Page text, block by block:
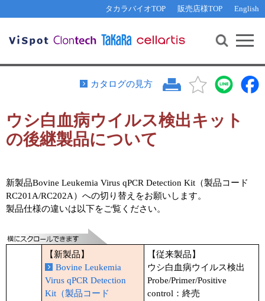
タカラバイオTOP 販売店様TOP English
機能解析・サイレンシング
PCR・等温増幅
リアルタイムPCR（qPCR）
サンプル請求
その他 ライセンスに関するご相談
遺伝子組換え生物該当製品
研究支援ツール
Cut-Site Navigator 制限酵素切断サイトの検索
In-Fusion Cloning プライマー設計
抗体検索サイト
リアルタイムPCR（インターカレーター法）
リアルタイムPCR（プローブ法）
プライマー・プローブ検索・注文
ラーニングセンター
実験ガイド
リアルタイムPCR実験ガイド
お問い合わせ WEB会員登録
カタログの見方
ウシ白血病ウイルス検出キット
の後継製品について
新製品Bovine Leukemia Virus qPCR Detection Kit（製品コード
RC201A/RC202A）への切り替えをお願いします。
製品仕様の違いは以下をご覧ください。
【新製品】
Bovine Leukemia
Virus qPCR Detection
Kit（製品コード
【従来製品】
ウシ白血病ウイルス検出
Probe/Primer/Positive
control：終売